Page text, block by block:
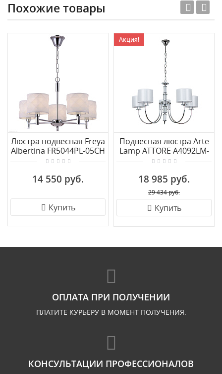
Похожие товары
Люстра подвесная Freya
Albertina FR5044PL-05CH
14 550 руб.
Купить
Акция!
Подвесная люстра Arte
Lamp ATTORE A4092LM-
5CC
18 985 руб.
29 434 руб.
Купить
ОПЛАТА ПРИ ПОЛУЧЕНИИ
ПЛАТИТЕ КУРЬЕРУ В МОМЕНТ ПОЛУЧЕНИЯ.
КОНСУЛЬТАЦИИ ПРОФЕССИОНАЛОВ